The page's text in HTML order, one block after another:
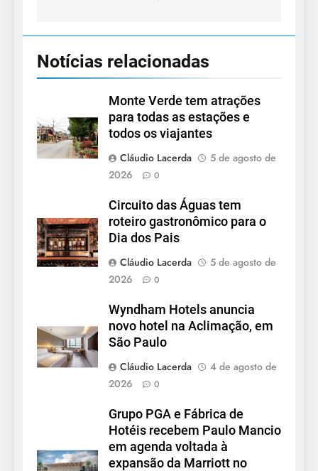
Notícias relacionadas
Monte Verde tem atrações
para todas as estações e
todos os viajantes
Cláudio Lacerda
5 de agosto de
2026
0
Circuito das Águas tem
roteiro gastronômico para o
Dia dos Pais
Cláudio Lacerda
5 de agosto de
2026
0
Wyndham Hotels anuncia
novo hotel na Aclimação, em
São Paulo
Cláudio Lacerda
4 de agosto de
2026
0
Grupo PGA e Fábrica de
Hotéis recebem Paulo Mancio
em agenda voltada à
expansão da Marriott no